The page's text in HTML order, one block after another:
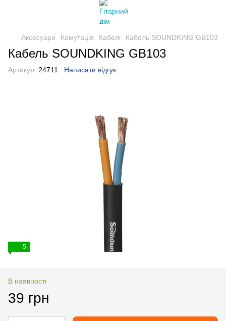
Аксесуари Комутація Кабелі Кабель SOUNDKING GB103
Кабель SOUNDKING GB103
Артикул: 24711 Написати відгук
5
В наявності
39 грн